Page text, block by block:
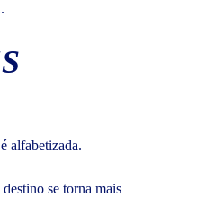
alfabetizada.
se torna mais